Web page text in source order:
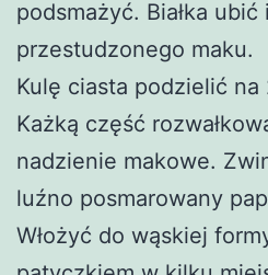
podsmażyć. Białka
przestudzonego maku.
Kulę ciasta podzielić
Każką część
nadzienie makowe.
luźno posmarowany
Włożyć do wąskiej